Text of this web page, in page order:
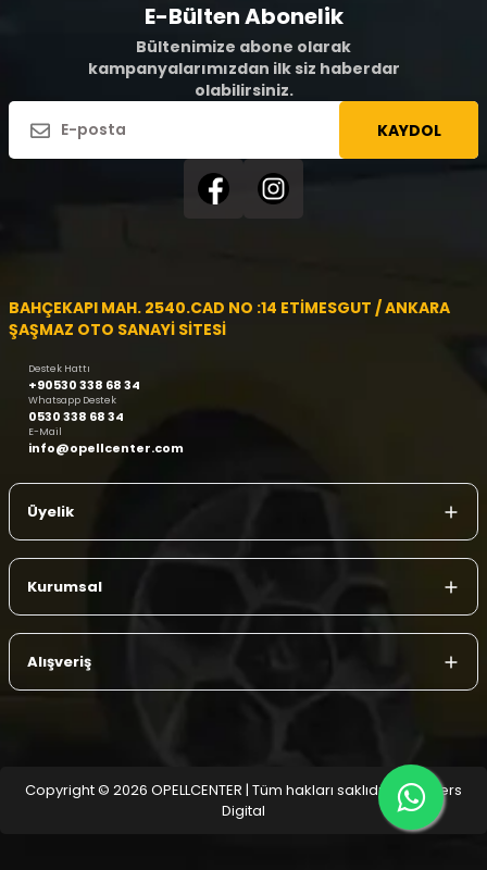
E-Bülten Abonelik
Bültenimize abone olarak
kampanyalarımızdan ilk siz haberdar
olabilirsiniz.
KAYDOL
BAHÇEKAPI MAH. 2540.CAD NO :14 ETİMESGUT / ANKARA
ŞAŞMAZ OTO SANAYİ SİTESİ
Destek Hattı
+90530 338 68 34
Whatsapp Destek
0530 338 68 34
E-Mail
info@opellcenter.com
Üyelik
Kurumsal
Alışveriş
Copyright © 2026 OPELLCENTER | Tüm hakları saklıdır.
| Reliefers
Digital